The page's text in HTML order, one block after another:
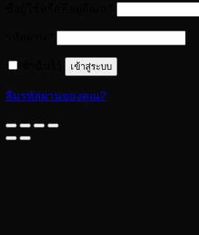
เข้าสู่ระบบ
ลืมรหัสผ่านของคุณ?